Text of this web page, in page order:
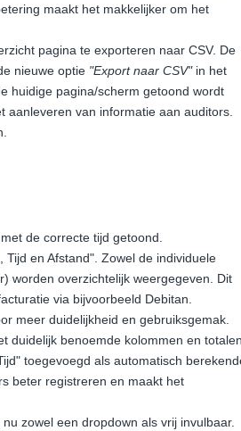
maakt het makkelijker om het
pagina te exporteren naar CSV. De
nieuwe optie "Export naar CSV"in het
huidige pagina/scherm getoond wordt
van informatie aan auditors.
de correcte tijd getoond.
en Afstand". Zowel de individuele
worden overzichtelijk weergegeven. Dit
via bijvoorbeeld Debitan.
meer duidelijkheid en gebruiksgemak.
duidelijk benoemde kolommen en
toegevoegd als automatisch
beter registreren en maakt het
zowel een dropdown als vrij invulbaar.